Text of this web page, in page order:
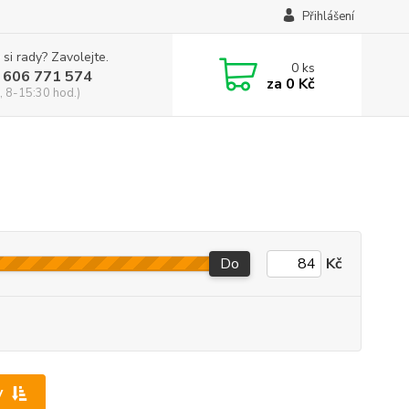
Přihlášení
rady? Zavolejte.
771 574
8-15:30 hod.)
0ks
za 0 Kč
Do Kč